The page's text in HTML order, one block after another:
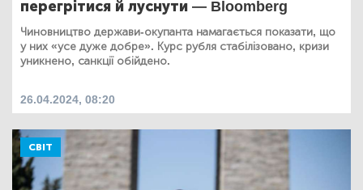
перегрітися й луснути — Bloomberg
Чиновництво держави-окупанта намагається показати, що
у них «усе дуже добре». Курс рубля стабілізовано, кризи
уникнено, санкції обійдено.
26.04.2024, 08:20
СВІТ